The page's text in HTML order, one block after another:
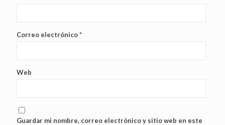
Correo electrónico*
Web
Guardar mi nombre, correo electrónico y sitio web en este